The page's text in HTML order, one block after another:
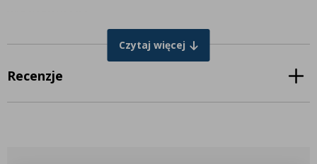
Głębokość: 30 mm
Odległość pomiędzy śrubami: 80 mm
Czytaj więcej
Recenzje